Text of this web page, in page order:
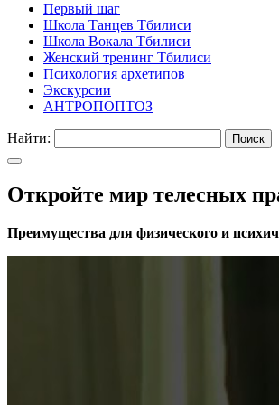
Первый шаг
Школа Танцев Тбилиси
Школа Вокала Тбилиси
Женский тренинг Тбилиси
Психология архетипов
Экскурсии
АНТРОПОПТОЗ
Найти:
Откройте мир телесных
Преимущества для физического и